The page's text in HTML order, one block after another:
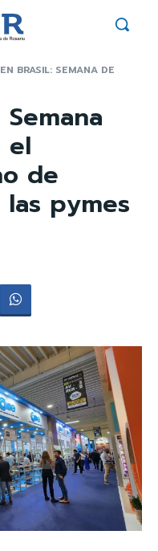
BRASIL: SEMANA DE
el
de
pymes